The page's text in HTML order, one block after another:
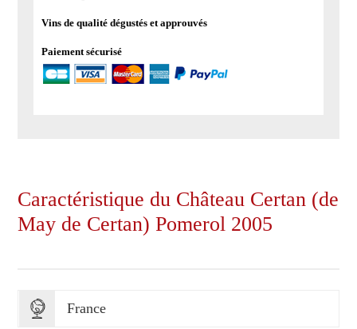
Vins de qualité dégustés et approuvés
Paiement sécurisé
Caractéristique du Château Certan (de
May de Certan) Pomerol 2005
France